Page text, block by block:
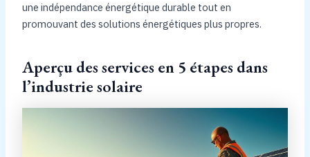
une indépendance énergétique durable tout en
promouvant des solutions énergétiques plus propres.
Aperçu des services en 5 étapes dans
l’industrie solaire